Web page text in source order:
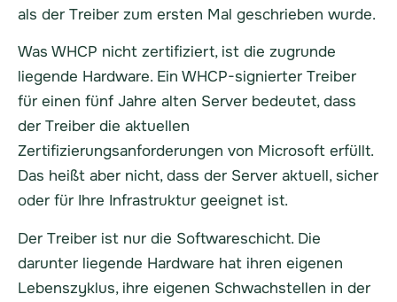
als der Treiber zum ersten Mal geschrieben wurde.
Was WHCP nicht zertifiziert, ist die zugrunde
liegende Hardware. Ein WHCP-signierter Treiber
für einen fünf Jahre alten Server bedeutet, dass
der Treiber die aktuellen
Zertifizierungsanforderungen von Microsoft erfüllt.
Das heißt aber nicht, dass der Server aktuell, sicher
oder für Ihre Infrastruktur geeignet ist.
Der Treiber ist nur die Softwareschicht. Die
darunter liegende Hardware hat ihren eigenen
Lebenszyklus, ihre eigenen Schwachstellen in der